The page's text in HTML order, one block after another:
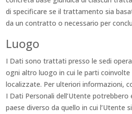
di specificare se il trattamento sia
da un contratto o necessario per
Luogo
I Dati sono trattati presso le sedi
ogni altro luogo in cui le parti
localizzate. Per ulteriori informazioni,
I Dati Personali dell’Utente
paese diverso da quello in cui l’Utente